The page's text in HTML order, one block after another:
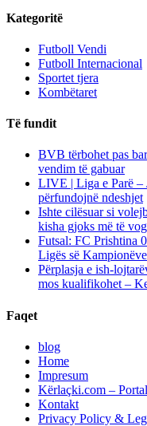
Kategoritë
Futboll Vendi
Futboll Internacional
Sportet tjera
Kombëtaret
Të fundit
BVB tërbohet pas
vendim të gabuar
LIVE | Liga e Parë –
përfundojnë ndeshjet
Ishte cilësuar si
kisha gjoks më të
Futsal: FC Prishtina
Ligës së
Përplasja e ish-
mos kualifikohet –
Faqet
blog
Home
Impresum
Kërlaçki.com –
Kontakt
Privacy Policy &